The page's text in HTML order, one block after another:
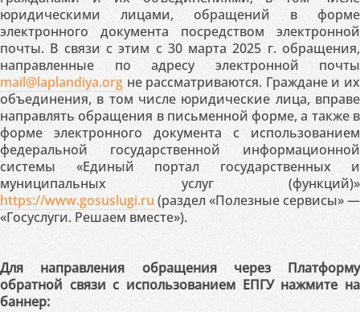
юридическими лицами, обращений в форме
электронного документа посредством электронной
почты. В связи с этим с 30 марта 2025 г. обращения,
направленные по адресу электронной почты
mail@laplandiya.org не рассматриваются. Граждане и их
объединения, в том числе юридические лица, вправе
направлять обращения в письменной форме, а также в
форме электронного документа с использованием
федеральной государственной информационной
системы «Единый портал государственных и
муниципальных услуг (функций)»
https://www.gosuslugi.ru (раздел «Полезные сервисы» —
«Госуслуги. Решаем вместе»).
Для направления обращения через Платформу
обратной связи с использованием ЕПГУ нажмите на
баннер: